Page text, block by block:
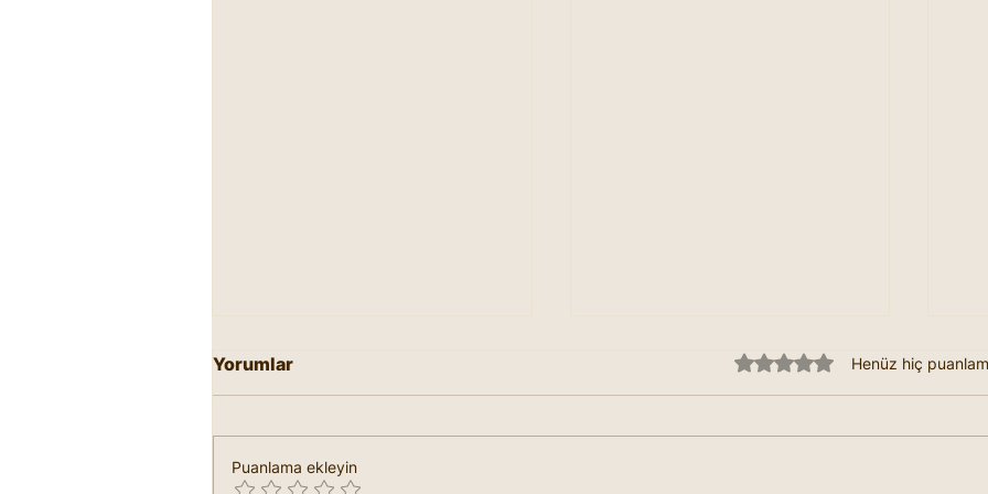
Yorumlar 5 üzerinden 0 yıldız
Henüz hiç
Puanlama ekleyin